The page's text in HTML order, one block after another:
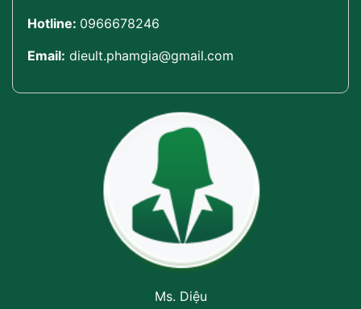
Hotline: 0966678246
Email: dieult.phamgia@gmail.com
Ms. Diệu